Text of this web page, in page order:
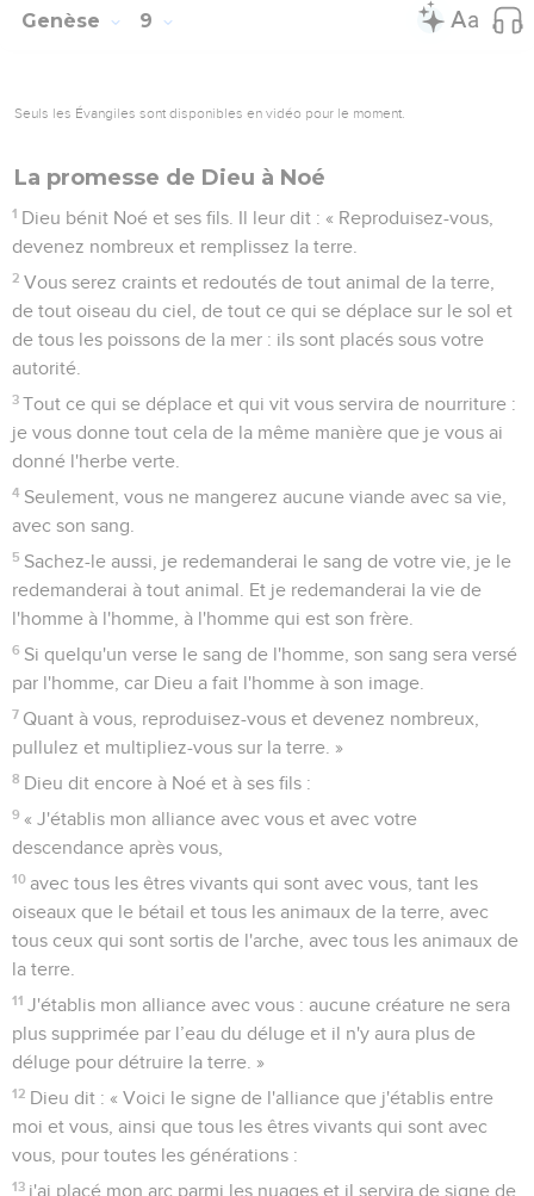
Genèse 9
Seuls les Évangiles sont disponibles en vidéo pour le moment.
La promesse de Dieu à Noé
1 Dieu bénit Noé et ses fils. Il leur dit : « Reproduisez-vous,
devenez nombreux et remplissez la terre.
2 Vous serez craints et redoutés de tout animal de la terre,
de tout oiseau du ciel, de tout ce qui se déplace sur le sol et
de tous les poissons de la mer : ils sont placés sous votre
autorité.
3 Tout ce qui se déplace et qui vit vous servira de nourriture :
je vous donne tout cela de la même manière que je vous ai
donné l'herbe verte.
4 Seulement, vous ne mangerez aucune viande avec sa vie,
avec son sang.
5 Sachez-le aussi, je redemanderai le sang de votre vie, je le
redemanderai à tout animal. Et je redemanderai la vie de
l'homme à l'homme, à l'homme qui est son frère.
6 Si quelqu'un verse le sang de l'homme, son sang sera versé
par l'homme, car Dieu a fait l'homme à son image.
7 Quant à vous, reproduisez-vous et devenez nombreux,
pullulez et multipliez-vous sur la terre. »
8 Dieu dit encore à Noé et à ses fils :
9 « J'établis mon alliance avec vous et avec votre
descendance après vous,
10 avec tous les êtres vivants qui sont avec vous, tant les
oiseaux que le bétail et tous les animaux de la terre, avec
tous ceux qui sont sortis de l'arche, avec tous les animaux de
la terre.
11 J'établis mon alliance avec vous : aucune créature ne sera
plus supprimée par l’eau du déluge et il n'y aura plus de
déluge pour détruire la terre. »
12 Dieu dit : « Voici le signe de l'alliance que j'établis entre
moi et vous, ainsi que tous les êtres vivants qui sont avec
vous, pour toutes les générations :
13 j'ai placé mon arc parmi les nuages et il servira de signe de